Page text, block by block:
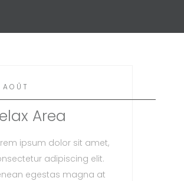
AOÛT
Area
ipsum dolor sit amet,
adipiscing elit.
egestas magna at